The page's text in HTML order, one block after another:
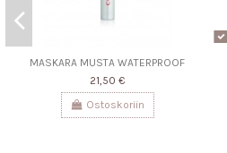
MASKARA MUSTA WATERPROOF
21,50 €
Ostoskoriin